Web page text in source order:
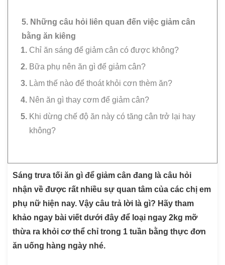
5. Những câu hỏi liên quan đến việc giảm cân
bằng ăn kiêng
Chỉ ăn sáng để giảm cân có được không?
Bữa phụ nên ăn gì để giảm cân?
Làm thế nào để thoát khỏi cơn thèm ăn?
Nên ăn gì thay cơm để giảm cân?
Khi dừng chế độ ăn này có tăng cân trở lại hay
không?
Sáng trưa tối ăn gì để giảm cân đang là câu hỏi
nhận về được rất nhiều sự quan tâm của các chị em
phụ nữ hiện nay. Vậy câu trả lời là gì? Hãy tham
khảo ngay bài viết dưới đây để loại ngay 2kg mỡ
thừa ra khỏi cơ thể chỉ trong 1 tuần bằng thực đơn
ăn uống hàng ngày nhé.